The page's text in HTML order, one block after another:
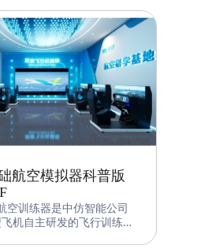
科普教育研学飞行模拟
用中仿智能先进的飞行控
图像系统和机电集成系
普教育的特性和需求对设
的调整，使得其更适合面
。该设备可实现对国产大
飞行模拟，提供逼真的视
果，为客户提供一个沉浸式
验同时提高航空基础知识
航空模拟器科普版
空训练器是中仿智能公司
机自主研发的飞行训练